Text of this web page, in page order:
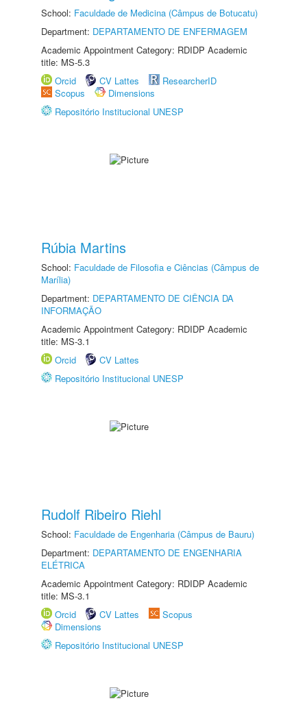
School: Faculdade de Medicina (Câmpus de Botucatu)
Department: DEPARTAMENTO DE ENFERMAGEM
Academic Appointment Category: RDIDP Academic
title: MS-5.3
Orcid
CV Lattes
ResearcherID
Scopus
Dimensions
Repositório Institucional UNESP
Rúbia Martins
School: Faculdade de Filosofia e Ciências (Câmpus de
Marília)
Department: DEPARTAMENTO DE CIÊNCIA DA
INFORMAÇÃO
Academic Appointment Category: RDIDP Academic
title: MS-3.1
Orcid
CV Lattes
Repositório Institucional UNESP
Rudolf Ribeiro Riehl
School: Faculdade de Engenharia (Câmpus de Bauru)
Department: DEPARTAMENTO DE ENGENHARIA
ELÉTRICA
Academic Appointment Category: RDIDP Academic
title: MS-3.1
Orcid
CV Lattes
Scopus
Dimensions
Repositório Institucional UNESP